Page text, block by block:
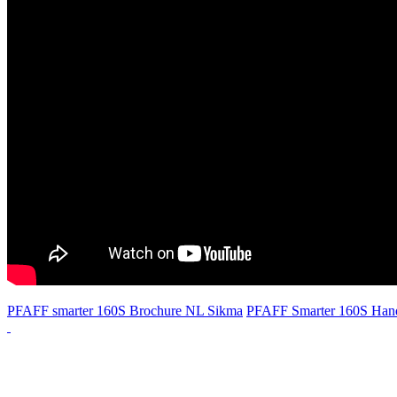
PFAFF smarter 160S Brochure NL Sikma PFAFF Smarter 160S